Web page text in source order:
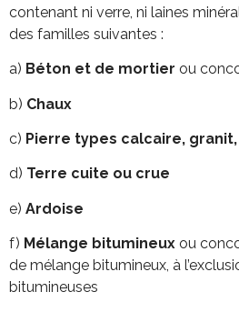
contenant ni verre, ni laines
des familles suivantes :
a) Béton et de mortier ou
b) Chaux
c) Pierre types calcaire,
d) Terre cuite ou crue
e) Ardoise
f) Mélange bitumineux ou
de mélange bitumineux, à
bitumineuses